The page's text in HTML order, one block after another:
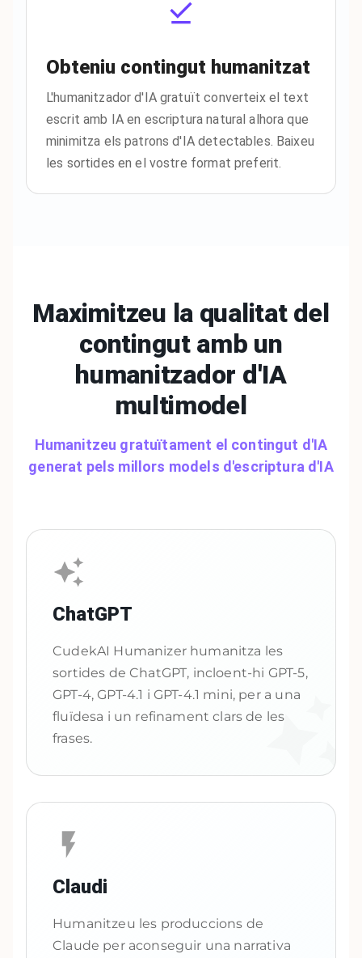
Obteniu contingut humanitzat
L'humanitzador d'IA gratuït converteix el text
escrit amb IA en escriptura natural alhora que
minimitza els patrons d'IA detectables. Baixeu
les sortides en el vostre format preferit.
Maximitzeu la qualitat del
contingut amb un
humanitzador d'IA
multimodel
Humanitzeu gratuïtament el contingut d'IA
generat pels millors models d'escriptura d'IA
ChatGPT
CudekAI Humanizer humanitza les
sortides de ChatGPT, incloent-hi GPT-5,
GPT-4, GPT-4.1 i GPT-4.1 mini, per a una
fluïdesa i un refinament clars de les
frases.
Claudi
Humanitzeu les produccions de
Claude per aconseguir una narrativa